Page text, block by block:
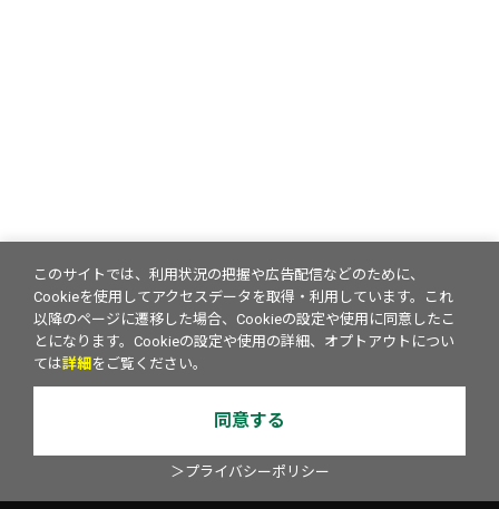
このサイトでは、利用状況の把握や広告配信などのために、
Cookieを使用してアクセスデータを取得・利用しています。これ
以降のページに遷移した場合、Cookieの設定や使用に同意したこ
とになります。Cookieの設定や使用の詳細、オプトアウトについ
ては詳細 をご覧ください。
同意する
＞プライバシーポリシー